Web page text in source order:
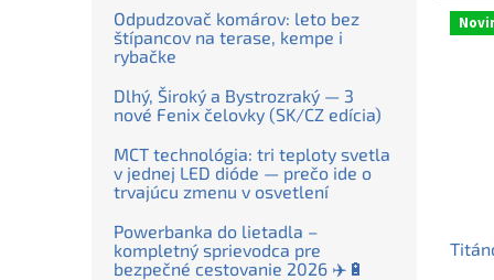
Odpudzovač komárov: leto bez
štípancov na terase, kempe i
rybačke
Dlhý, Široký a Bystrozraký — 3
nové Fenix čelovky (SK/CZ edícia)
MCT technológia: tri teploty svetla
v jednej LED dióde — prečo ide o
trvajúcu zmenu v osvetlení
Powerbanka do lietadla –
kompletný sprievodca pre
bezpečné cestovanie 2026 ✈️🔋